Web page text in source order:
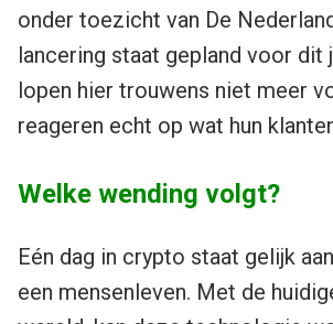
onder toezicht van De
lancering staat gepland voor dit
lopen hier trouwens niet meer
reageren echt op wat hun
Welke wending volgt?
Eén dag in crypto staat gelijk
een mensenleven. Met de